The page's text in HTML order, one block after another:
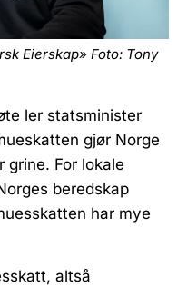
Eierskap» Foto: Tony
ler statsminister
gjør Norge
grine. For lokale
beredskap
har mye
, altså